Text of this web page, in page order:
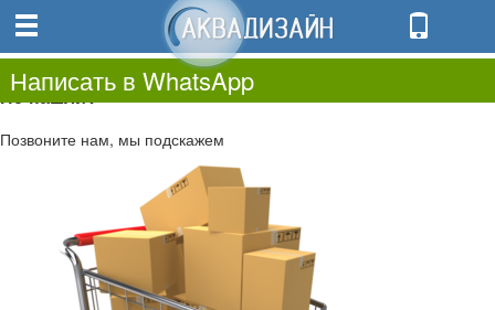
0.00
0
Не нашли?
Позвоните нам, мы подскажем
Написать в WhatsApp